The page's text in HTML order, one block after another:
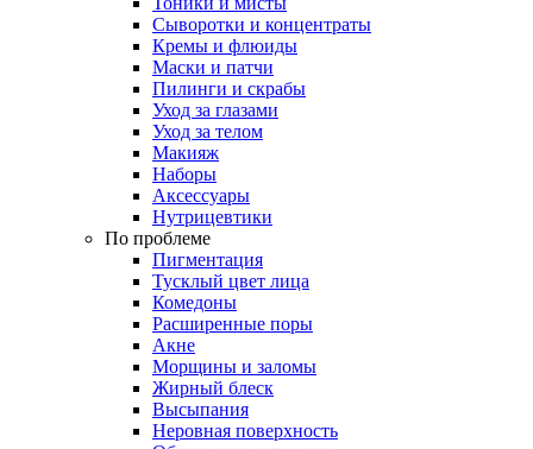
Сыворотки и концентраты
Кремы и флюиды
Маски и патчи
Пилинги и скрабы
Уход за глазами
Уход за телом
Макияж
Наборы
Аксессуары
Нутрицевтики
По проблеме
Пигментация
Тусклый цвет лица
Комедоны
Расширенные поры
Акне
Морщины и заломы
Жирный блеск
Высыпания
Неровная поверхность